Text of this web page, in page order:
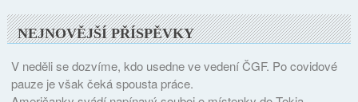
NEJNOVĚJŠÍ PŘÍSPĚVKY
V neděli se dozvíme, kdo usedne ve vedení ČGF. Po covidové
pauze je však čeká spousta práce.